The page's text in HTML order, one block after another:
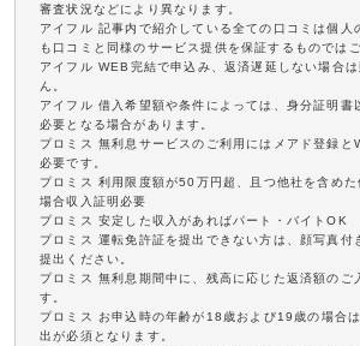
審査状況などにより異なります。
アイフル 記事内で紹介している全ての口コミは個人
も口コミと同様のサービス提供を保証するものでは
アイフル WEB完結で申込み、返済遅延しない場合
ん。
アイフル 借入希望額や条件によっては、身分証明書
必要となる場合があります。
プロミス 無利息サービスのご利用にはメアド登録と
必要です。
プロミス 利用限度額が50万円超、且つ他社を含め
場合収入証明必要
プロミス 安定した収入があればパート・バイトOK
プロミス 運転免許証を提出できない方は、顔写真付
提出ください。
プロミス 無利息期間中に、残高に応じた返済額のご
す。
プロミス お申込時の年齢が18歳および19歳の場合
出が必須となります。